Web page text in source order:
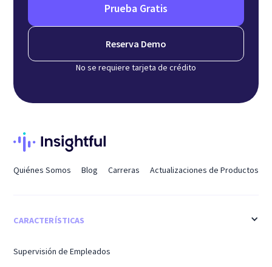
Prueba Gratis
Reserva Demo
No se requiere tarjeta de crédito
Quiénes Somos Blog Carreras Actualizaciones de Productos
CARACTERÍSTICAS
Supervisión de Empleados